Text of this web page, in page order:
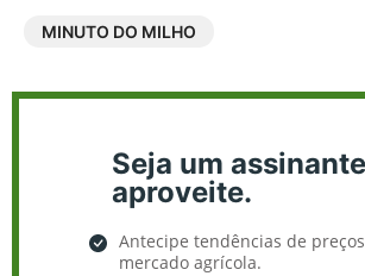
MINUTO DO MILHO
Seja um
aproveite.
Antecipe tendências de
mercado agrícola.